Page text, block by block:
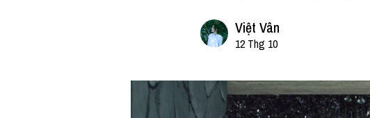
Việt Vân
12 Thg 10